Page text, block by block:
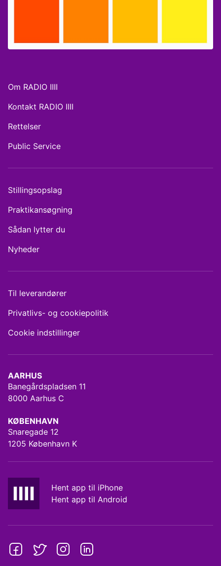
AARHUS
Banegårdspladsen 11
8000 Aarhus C
KØBENHAVN
Snaregade 12
1205 København K
Hent app til iPhone
Hent app til Android
Om RADIO IIII
Kontakt RADIO IIII
Rettelser
Public Service
Stillingsopslag
Praktikansøgning
Sådan lytter du
Nyheder
Til leverandører
Privatlivs- og cookiepolitik
Cookie indstillinger